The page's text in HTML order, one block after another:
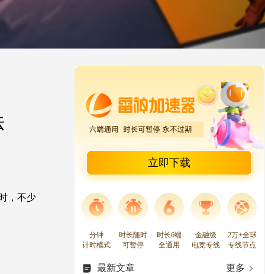
，不少
立即下载
分钟
计时模式
时长随时
可暂停
时长6端
全通用
金融级
电竞专线
2万+全球
专线节点
最新文章 更多